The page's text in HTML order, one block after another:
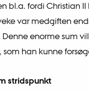
bl.a. fordi Christian
var medgiften
Denne enorme sum
han kunne
stridspunkt